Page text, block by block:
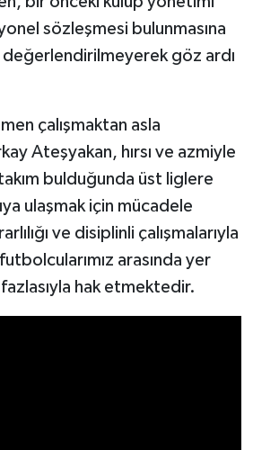
sözleşmesi bulunmasına
göz ardı
çalışmaktan asla
Ateşyakan, hırsı ve azmiyle
bulduğunda üst liglere
ulaşmak için mücadele
ve disiplinli çalışmalarıyla
arasında yer
hak etmektedir.